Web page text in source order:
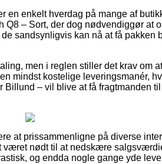
enkelt hverdag på mange af
Q8 – Sort, der dog nødvendiggør at
sandsynligvis kan nå at få pakken
men i reglen stiller det krav om
mindst kostelige leveringsmanér,
– vil blive at få fragtmanden til
at prissammenligne på diverse
været nødt til at nedskære
og endda nogle gange yde